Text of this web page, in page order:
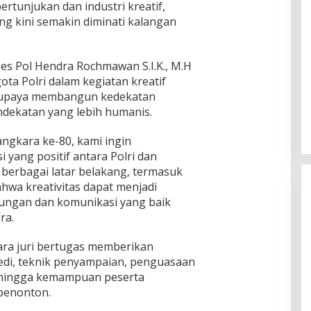
dan industri kreatif,
kini semakin diminati kalangan
Pol Hendra Rochmawan S.I.K., M.H
Polri dalam kegiatan kreatif
membangun kedekatan
yang lebih humanis.
ke-80, kami ingin
yang positif antara Polri dan
latar belakang, termasuk
kreativitas dapat menjadi
dan komunikasi yang baik
juri bertugas memberikan
teknik penyampaian, penguasaan
kemampuan peserta
Ingklut Penjelasan Agus Flores
Soal Kinerja Polri Di Hari
Bhayangkara ke 76
Di Politik, Polri